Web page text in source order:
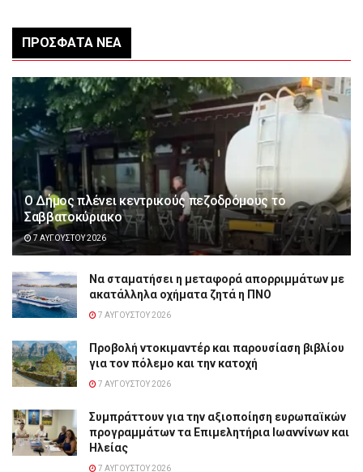
ΠΡΌΣΦΑΤΑ ΝΈΑ
Ο Δήμος πλένει κεντρικούς πεζοδρόμους το
Σαββατοκύριακο
7 ΑΥΓΟΎΣΤΟΥ 2026
Να σταματήσει η μεταφορά απορριμμάτων με
ακατάλληλα οχήματα ζητά η ΠΝΟ
7 ΑΥΓΟΎΣΤΟΥ 2026
Προβολή ντοκιμαντέρ και παρουσίαση βιβλίου
για τον πόλεμο και την κατοχή
7 ΑΥΓΟΎΣΤΟΥ 2026
Συμπράττουν για την αξιοποίηση ευρωπαϊκών
προγραμμάτων τα Επιμελητήρια Ιωαννίνων και
Ηλείας
7 ΑΥΓΟΎΣΤΟΥ 2026